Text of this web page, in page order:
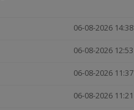
06-08-2026 14:38
06-08-2026 12:53
06-08-2026 11:37
06-08-2026 11:21